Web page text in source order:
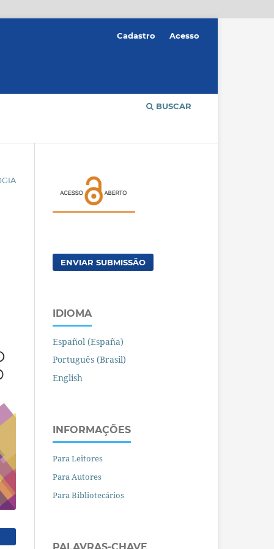
BUSCAR
Cadastro Acesso
ENVIAR SUBMISSÃO
IDIOMA
Español (España)
Português (Brasil)
English
INFORMAÇÕES
Para Leitores
Para Autores
Para Bibliotecários